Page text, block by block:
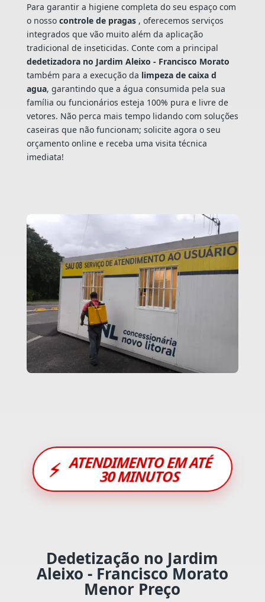
Para garantir a higiene completa do seu espaço com
o nosso controle de pragas , oferecemos serviços
integrados que vão muito além da aplicação
tradicional de inseticidas. Conte com a principal
dedetizadora no Jardim Aleixo - Francisco Morato
também para a execução da limpeza de caixa d
agua, garantindo que a água consumida pela sua
família ou funcionários esteja 100% pura e livre de
vetores. Não perca mais tempo lidando com soluções
caseiras que não funcionam; solicite agora o seu
orçamento online e receba uma visita técnica
imediata!
⚡ ATENDIMENTO EM ATÉ
30 MINUTOS
Dedetização no Jardim
Aleixo - Francisco Morato
Menor Preço